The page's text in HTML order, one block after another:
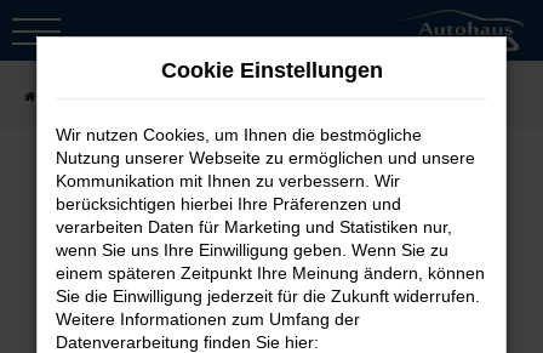
Zum
Fehler: Network Error
Beim Laden ist ein Fehler aufgetreten.
Hier sind ein paar Tipps, die dir helfen
können:
Cookie Einstellungen
Wir nutzen Cookies, um Ihnen die bestmögliche
Nutzung unserer Webseite zu ermöglichen und unsere
Kommunikation mit Ihnen zu verbessern. Wir
berücksichtigen hierbei Ihre Präferenzen und
verarbeiten Daten für Marketing und Statistiken nur,
wenn Sie uns Ihre Einwilligung geben. Wenn Sie zu
einem späteren Zeitpunkt Ihre Meinung ändern, können
Sie die Einwilligung jederzeit für die Zukunft widerrufen.
Weitere Informationen zum Umfang der
Datenverarbeitung finden Sie hier: